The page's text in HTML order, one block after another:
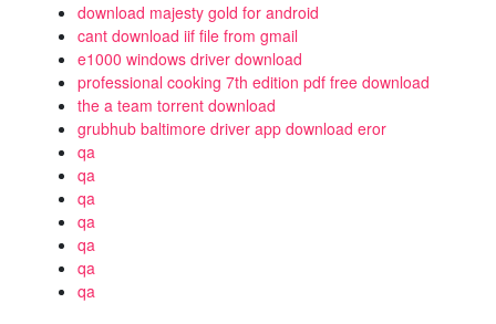
download majesty gold for android
cant download iif file from gmail
e1000 windows driver download
professional cooking 7th edition pdf free download
the a team torrent download
grubhub baltimore driver app download eror
qa
qa
qa
qa
qa
qa
qa